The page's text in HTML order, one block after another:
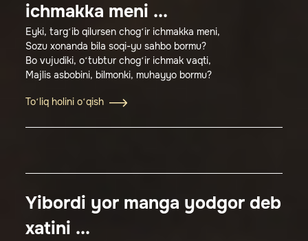
ichmakka meni ...
Eyki, targ‘ib qilursen chog‘ir ichmakka meni,
Sozu xonanda bila soqi-yu sahbo bormu?
Bo vujudiki, o‘tubtur chog‘ir ichmak vaqti,
Majlis asbobini, bilmonki, muhayyo bormu?
To‘liq holini o‘qish
Yibordi yor manga yodgor deb
xatini ...